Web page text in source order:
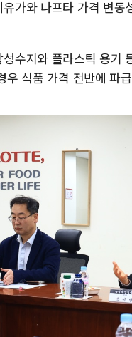
가와 나프타 가격 변
수지와 플라스틱 용기
우 식품 가격 전반에 파